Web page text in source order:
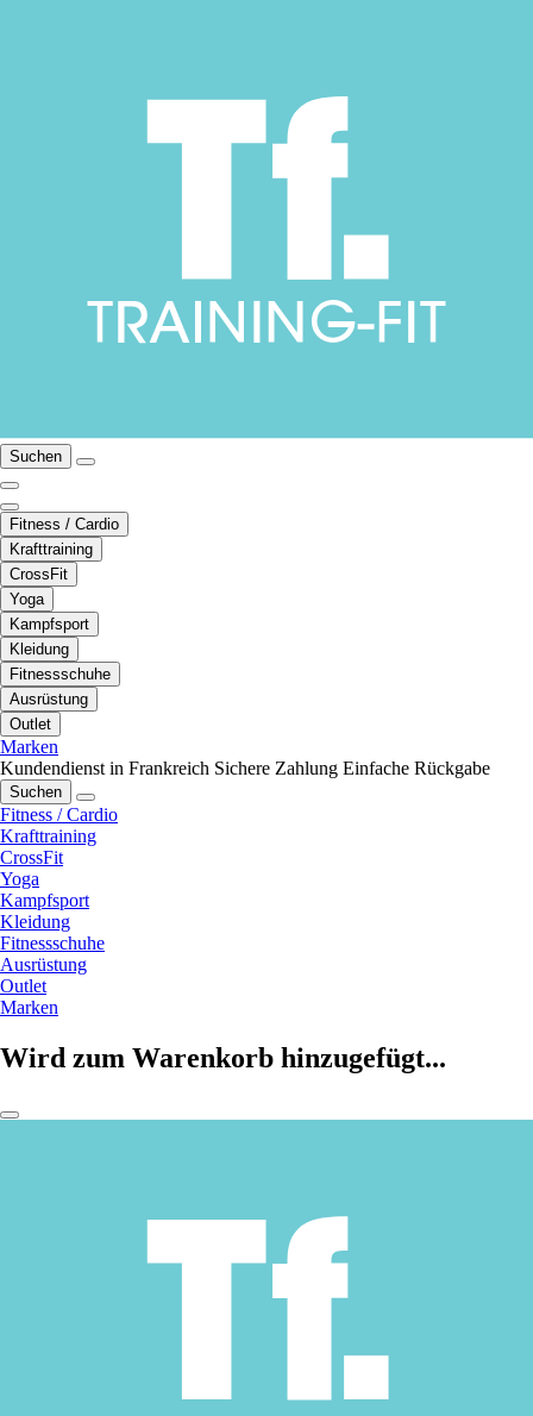
Suchen
Fitness / Cardio
Krafttraining
CrossFit
Yoga
Kampfsport
Kleidung
Fitnessschuhe
Ausrüstung
Outlet
Marken
Kundendienst in Frankreich Sichere Zahlung Einfache Rückgabe
Suchen
Fitness / Cardio
Krafttraining
CrossFit
Yoga
Kampfsport
Kleidung
Fitnessschuhe
Ausrüstung
Outlet
Marken
Wird zum Warenkorb hinzugefügt...